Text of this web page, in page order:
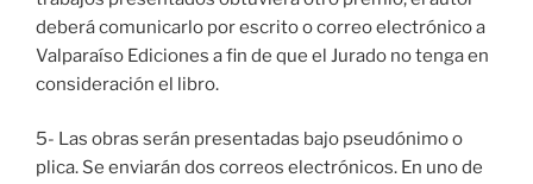
deberá comunicarlo por escrito o correo electrónico a
Valparaíso Ediciones a fin de que el Jurado no tenga en
consideración el libro.
5- Las obras serán presentadas bajo pseudónimo o
plica. Se enviarán dos correos electrónicos. En uno de